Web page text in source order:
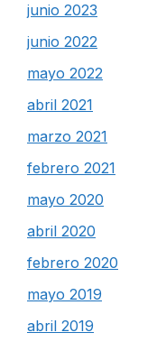
junio 2023
junio 2022
mayo 2022
abril 2021
marzo 2021
febrero 2021
mayo 2020
abril 2020
febrero 2020
mayo 2019
abril 2019